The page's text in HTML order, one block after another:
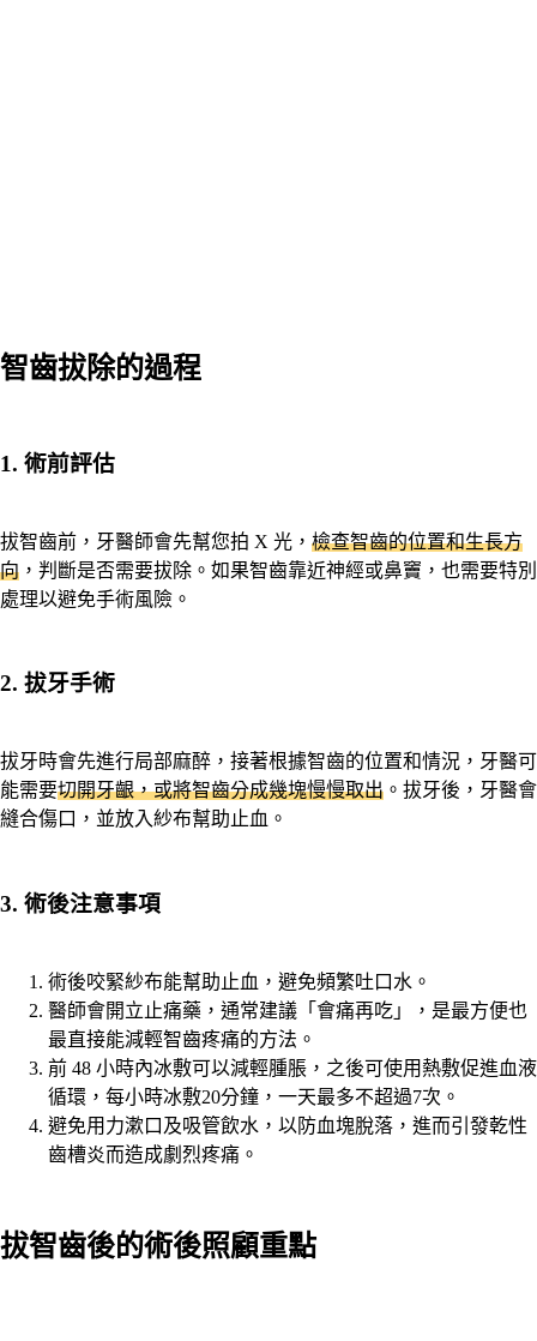
智齒拔除的過程
1. 術前評估
拔智齒前，牙醫師會先幫您拍 X 光， 檢查智齒的位置和生長方
向 ，判斷是否需要拔除。如果智齒靠近神經或鼻竇，也需要特別
處理以避免手術風險。
2. 拔牙手術
拔牙時會先進行局部麻醉，接著根據智齒的位置和情況，牙醫可
能需要切開牙齦，或將智齒分成幾塊慢慢取出 。拔牙後，牙醫會
縫合傷口，並放入紗布幫助止血。
3. 術後注意事項
術後咬緊紗布能幫助止血，避免頻繁吐口水。
醫師會開立止痛藥，通常建議「會痛再吃」，是最方便也
最直接能減輕智齒疼痛的方法。
前 48 小時內冰敷可以減輕腫脹，之後可使用熱敷促進血液
循環，每小時冰敷20分鐘，一天最多不超過7次。
避免用力漱口及吸管飲水，以防血塊脫落，進而引發乾性
齒槽炎而造成劇烈疼痛。
拔智齒後的術後照顧重點